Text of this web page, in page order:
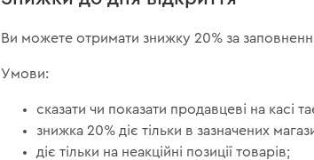
Ви можете отримати знижку 20% за
Умови:
сказати чи показати продавцеві на касі
знижка 20% діє тільки в зазначених
діє тільки на неакційні позиції товарів;